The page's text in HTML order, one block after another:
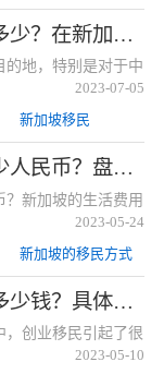
新加坡移民成本是多少？在新加坡生活的费用高吗？新加坡移民成本是多少？在新加坡生活的费用高吗？
的地，特别是对于中
2023-07-05
新加坡移民
新加坡移民需要多少人民币？盘点新加坡的移民方式和费用!新加坡移民需要多少人民币？盘点新加坡的移民方式和费用!
？新加坡的生活费用
2023-05-24
新加坡的移民方式
新加坡自雇移民要多少钱？具体的流程是怎样的？新加坡自雇移民要多少钱？具体的流程是怎样的？
，创业移民引起了很
2023-05-10